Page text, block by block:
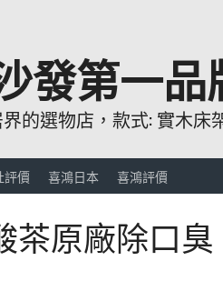
發第一品
的選物店，款式: 實木床
評價 喜鴻日本 喜鴻評價
茶原廠除口臭